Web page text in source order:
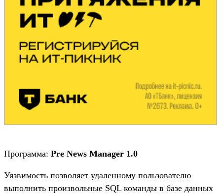
Программа: Pre News Manager 1.0
Уязвимость позволяет удаленному пользователю
выполнить произвольные SQL команды в базе данных